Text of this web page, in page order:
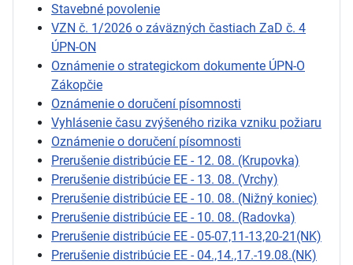
Stavebné povolenie
VZN č. 1/2026 o záväzných častiach ZaD č. 4
ÚPN-ON
Oznámenie o strategickom dokumente ÚPN-O
Zákopčie
Oznámenie o doručení písomnosti
Vyhlásenie času zvýšeného rizika vzniku požiaru
Oznámenie o doručení písomnosti
Prerušenie distribúcie EE - 12. 08. (Krupovka)
Prerušenie distribúcie EE - 13. 08. (Vrchy)
Prerušenie distribúcie EE - 10. 08. (Nižný koniec)
Prerušenie distribúcie EE - 10. 08. (Radovka)
Prerušenie distribúcie EE - 05-07,11-13,20-21(NK)
Prerušenie distribúcie EE - 04.,14.,17.-19.08.(NK)